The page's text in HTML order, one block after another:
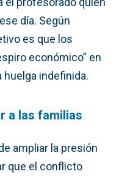
día. Según
es que los
económico” en
huelga indefinida.
a las familias
ampliar la presión
que el conflicto